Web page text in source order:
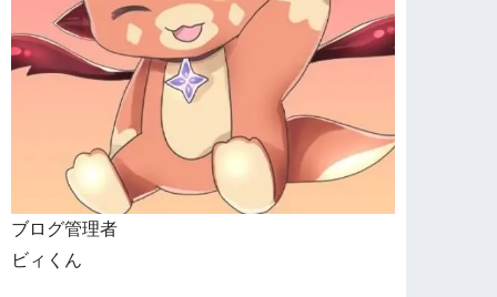
ブログ管理者
ビィくん